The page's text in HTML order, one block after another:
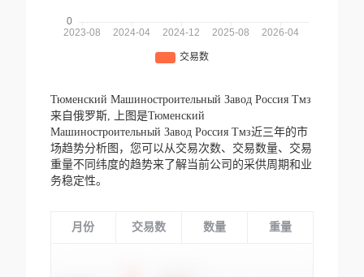
Тюменский Машиностроительный Завод Россия Тмз
来自俄罗斯,
上图是Тюменский
Машиностроительный Завод Россия Тмз近三年的市
场趋势分析图，您可以从交易次数、交易数量、交易
重量不同纬度的趋势来了解当前公司的采供周期和业
务稳定性。
月份 交易数 数量 重量